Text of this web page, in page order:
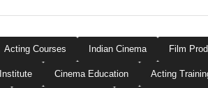
Acting Courses Indian Cinema Film
Cinema Education Acting